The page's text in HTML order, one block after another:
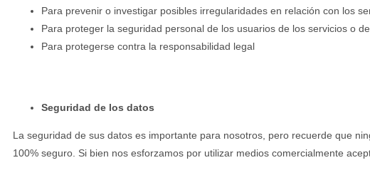
Para prevenir o investigar posibles irregularidades en relación con los
Para proteger la seguridad personal de los usuarios de los servicios o
Para protegerse contra la responsabilidad legal
Seguridad de los datos
La seguridad de sus datos es importante para nosotros, pero recuerde que
100% seguro. Si bien nos esforzamos por utilizar medios comercialmente